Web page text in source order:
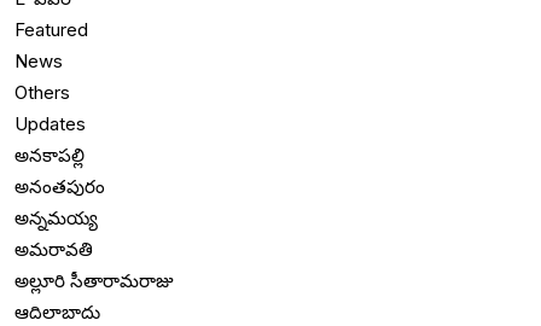
Featured
News
Others
Updates
అనకాపల్లి
అనంతపురం
అన్నమయ్య
అమరావతి
అల్లూరి సీతారామరాజు
ఆదిలాబాదు